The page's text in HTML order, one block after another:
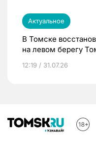
Актуальное
В Томске
на левом берегу
12:19 / 31.07.26